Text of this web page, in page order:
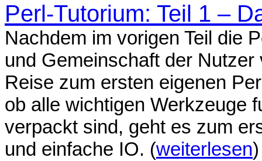
Perl-Tutorium: Teil 1 –
Nachdem im vorigen Teil die
und Gemeinschaft der
Reise zum ersten eigenen
ob alle wichtigen Werkzeuge
verpackt sind, geht es zum
und einfache IO. (weiterlesen)